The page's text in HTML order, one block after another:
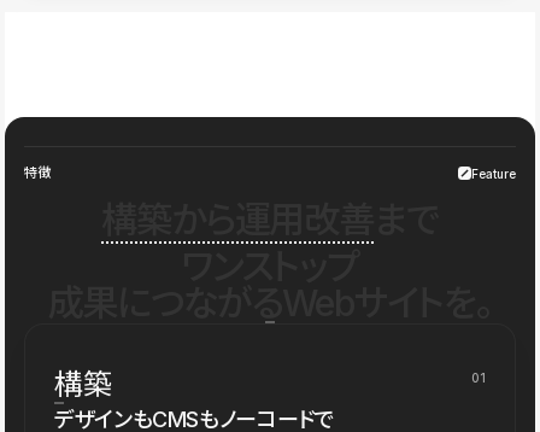
特徴 Feature
構築 01
デザインもCMSもノーコードで